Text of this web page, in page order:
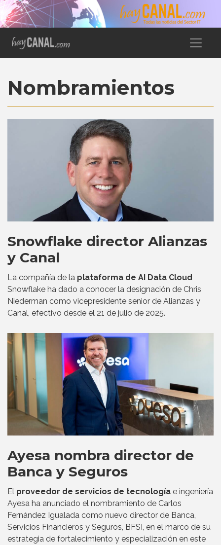
Nombramientos
Snowflake director Alianzas
y Canal
La compañía de la plataforma de AI Data Cloud
Snowflake ha dado a conocer la designación de Chris
Niederman como vicepresidente senior de Alianzas y
Canal, efectivo desde el 21 de julio de 2025.
Ayesa nombra director de
Banca y Seguros
El proveedor de servicios de tecnología e ingeniería
Ayesa ha anunciado el nombramiento de Carlos
Fernández Igualada como nuevo director de Banca,
Servicios Financieros y Seguros, BFSI, en el marco de su
estrategia de fortalecimiento y especialización en este